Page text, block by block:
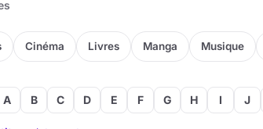
Cinéma Livres Manga Musique
A B C D E F G H I J